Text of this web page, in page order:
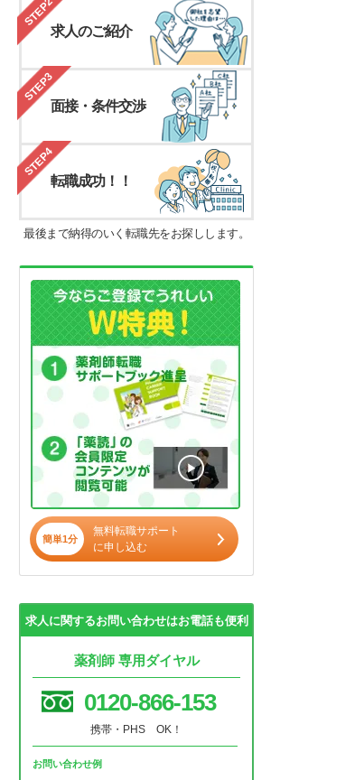
STEP2
求人のご紹介
STEP3
面接・条件交渉
STEP4
転職成功！！
最後まで納得のいく転職先をお探しします。
簡単1分
無料転職サポート
に申し込む
求人に関するお問い合わせはお電話も便利
薬剤師 専用ダイヤル
0120-866-153
携帯・PHS OK！
お問い合わせ例